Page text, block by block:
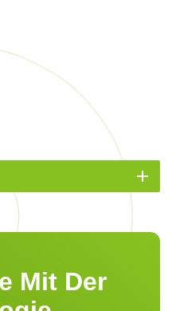
Mit Der